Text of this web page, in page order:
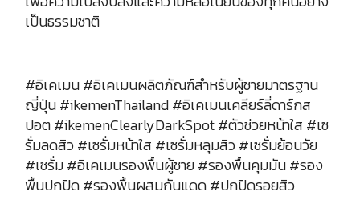
เป็นธรรมชาติ
#อิเคเมน #อิเคเมนผลิตภัณฑ์สำหรับผู้ชายมาตรฐาน
ญี่ปุ่น #ikemenThailand #อิเคเมนเคลียร์ลี่ดาร์กส
ปอต #ikemenClearlyDarkSpot #ตัวช่วยหน้าใส #เซ
รั่มลดสิว #เซรั่มหน้าใส #เซรั่มหลุมสิว #เซรั่มย้อนวัย
#เซรั่ม #อิเคเมนรองพื้นผู้ชาย #รองพื้นคุมมัน #รอง
พื้นปกปิด #รองพื้นผสมกันแดด #ปกปิดรอยสิว